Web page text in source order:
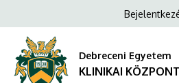
Szakterületek,
specialitások
a
tartalomra
Anonim
fiók
menüje
Debreceni Egyetem
KLINIKAI KÖZPONT